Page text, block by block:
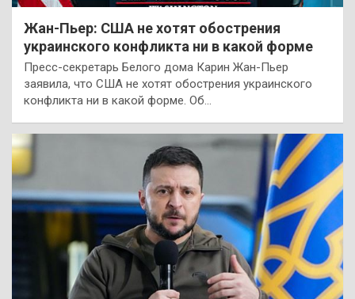
Жан-Пьер: США не хотят обострения
украинского конфликта ни в какой форме
Пресс-секретарь Белого дома Карин Жан-Пьер
заявила, что США не хотят обострения украинского
конфликта ни в какой форме. Об…